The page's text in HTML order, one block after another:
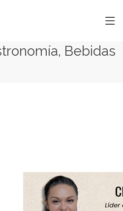
Bebidas